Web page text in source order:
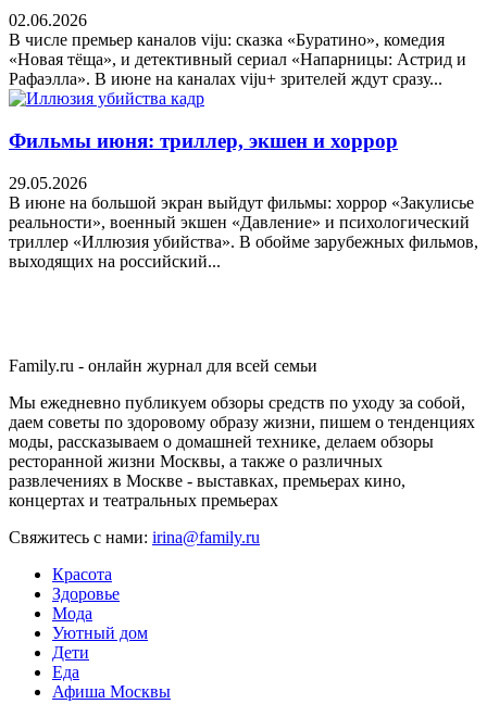
02.06.2026
В числе премьер каналов viju: сказка «Буратино», комедия
«Новая тёща», и детективный сериал «Напарницы: Астрид и
Рафаэлла». В июне на каналах viju+ зрителей ждут сразу...
Фильмы июня: триллер, экшен и хоррор
29.05.2026
В июне на большой экран выйдут фильмы: хоррор «Закулисье
реальности», военный экшен «Давление» и психологический
триллер «Иллюзия убийства». В обойме зарубежных фильмов,
выходящих на российский...
Family.ru - онлайн журнал для всей семьи
Мы ежедневно публикуем обзоры средств по уходу за собой,
даем советы по здоровому образу жизни, пишем о тенденциях
моды, рассказываем о домашней технике, делаем обзоры
ресторанной жизни Москвы, а также о различных
развлечениях в Москве - выставках, премьерах кино,
концертах и театральных премьерах
Свяжитесь с нами: irina@family.ru
Красота
Здоровье
Мода
Уютный дом
Дети
Еда
Афиша Москвы